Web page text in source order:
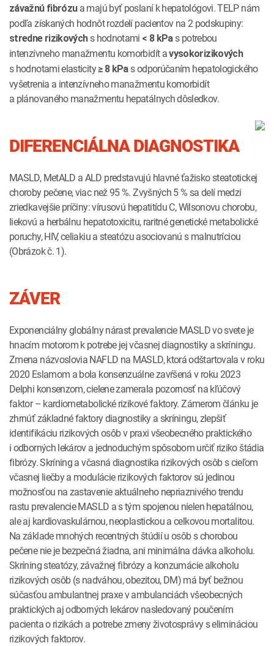
závažnú fibrózua majú byť poslaní k hepatológovi. TELP nám
podľa získaných hodnôt rozdelí pacientov na 2 podskupiny:
stredne rizikovýchs hodnotami < 8 kPas potrebou
intenzívneho manažmentu komorbidít avysokorizikových
s hodnotami elasticity≥ 8 kPas odporúčaním hepatologického
vyšetrenia a intenzívneho manažmentu komorbidít
a plánovaného manažmentu hepatálnych dôsledkov.
DIFERENCIÁLNA DIAGNOSTIKA
MASLD, MetALD a ALD predstavujú hlavné ťažisko steatotickej
choroby pečene, viac než 95 %. Zvyšných 5 % sa delí medzi
zriedkavejšie príčiny: vírusovú hepatitídu C, Wilsonovu chorobu,
liekovú a herbálnu hepatotoxicitu, raritné genetické metabolické
poruchy, HIV, celiakiu a steatózu asociovanú s malnutríciou
(Obrázok č. 1).
ZÁVER
Exponenciálny globálny nárast prevalencie MASLD vo svete je
hnacím motorom k potrebe jej včasnej diagnostiky a skríningu.
Zmena názvoslovia NAFLD na MASLD, ktorá odštartovala v roku
2020 Eslamom a bola konsenzuálne zavŕšená v roku 2023
Delphi konsenzom, cielene zamerala pozornosť na kľúčový
faktor – kardiometabolické rizikové faktory. Zámerom článku je
zhrnúť základné faktory diagnostiky a skríningu, zlepšiť
identifikáciu rizikových osôb v praxi všeobecného praktického
i odborných lekárov a jednoduchým spôsobom určiť riziko štádia
fibrózy. Skríning a včasná diagnostika rizikových osôb s cieľom
včasnej liečby a modulácie rizikových faktorov sú jedinou
možnosťou na zastavenie aktuálneho nepriaznivého trendu
rastu prevalencie MASLD a s tým spojenou nielen hepatálnou,
ale aj kardiovaskulárnou, neoplastickou a celkovou mortalitou.
Na základe mnohých recentných štúdií u osôb s chorobou
pečene nie je bezpečná žiadna, ani minimálna dávka alkoholu.
Skríning steatózy, závažnej fibrózy a konzumácie alkoholu
rizikových osôb (s nadváhou, obezitou, DM) má byť bežnou
súčasťou ambulantnej praxe v ambulanciách všeobecných
praktických aj odborných lekárov nasledovaný poučením
pacienta o rizikách a potrebe zmeny životosprávy s elimináciou
rizikových faktorov.